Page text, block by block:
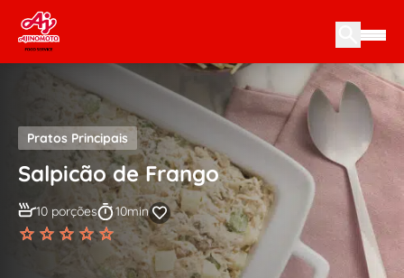
Skip to content
Pratos Principais
Salpicão de Frango
10 porções 10min